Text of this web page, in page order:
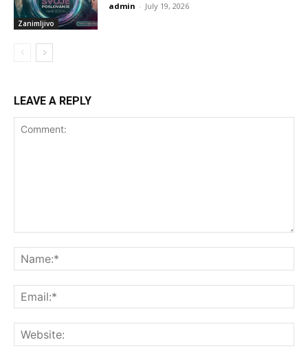
Zanimljivo
admin - July 19, 2026
LEAVE A REPLY